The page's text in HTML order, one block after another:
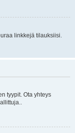
linkkejä tilauksiisi.
tyypit. Ota yhteys